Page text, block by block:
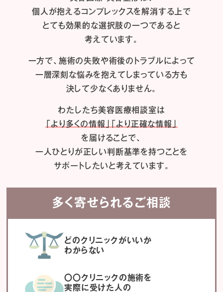
個人が抱えるコンプレックスを解消する上で
とても効果的な選択肢の一つであると
考えています。
一方で、施術の失敗や術後のトラブルによって
一層深刻な悩みを抱えてしまっている方も
決して少なくありません。
わたしたち美容医療相談室は
「より多くの情報」「より正確な情報」
を届けることで、
一人ひとりが正しい判断基準を持つことを
サポートしたいと考えています。
多く寄せられるご相談
どのクリニックがいいか
わからない
〇〇クリニックの施術を
実際に受けた人の